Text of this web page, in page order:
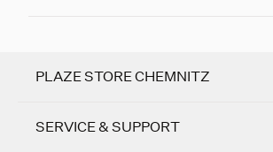
PLAZE STORE CHEMNITZ
SERVICE & SUPPORT